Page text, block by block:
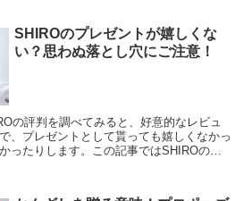
SHIROのプレゼントが嬉しくな
い？思わぬ落とし穴にご注意！
の評判を調べてみると、好意的なレビュ
、プレゼントとして貰っても嬉しくなかっ
ったりします。この記事ではSHIROのプ